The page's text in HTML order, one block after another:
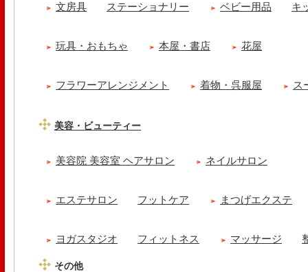
文房具 ステーショナリー ベビー用品 キ
玩具・おもちゃ 本屋・書店 花屋
フラワーアレンジメント 着物・呉服屋 ス
美容・ビューティー
美容院 美容室 ヘアサロン ネイルサロン
エステサロン フットケア まつげエクステ
ヨガスタジオ フィットネス マッサージ
その他